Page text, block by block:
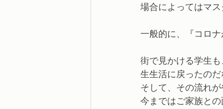
場合によってはマ
一般的に、『コロ
街で見かける学生
生生活に戻ったの
そして、その流れ
今まではご家族と